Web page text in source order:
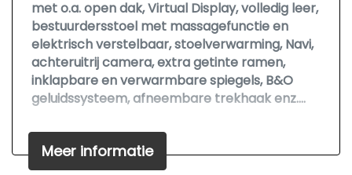
Interieur
Achterbank in delen neerklapbaar
Airco automatisch
Armsteun voor
met o.a. open dak, Virtual Display, volledig leer,
bestuurdersstoel met massagefunctie en
elektrisch verstelbaar, stoelverwarming, Navi,
achteruitrij camera, extra getinte ramen,
inklapbare en verwarmbare spiegels, B&O
geluidssysteem, afneembare trekhaak enz....
Boekjes en 2 sleutels aanwezig.
Begin februari 2025 onderhoudsbeurt gehad.
Inclusief extra set z.g.a.n. winterbanden met
Meer informatie